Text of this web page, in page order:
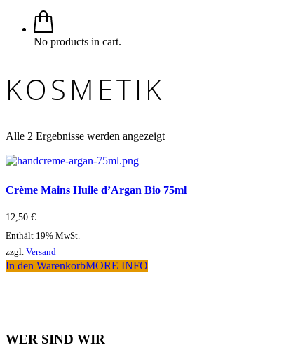
No products in cart.
KOSMETIK
Alle 2 Ergebnisse werden angezeigt
Crème Mains Huile d’Argan Bio 75ml
12,50 €
Enthält 19% MwSt.
zzgl. Versand
In den WarenkorbMORE INFO
WER SIND WIR